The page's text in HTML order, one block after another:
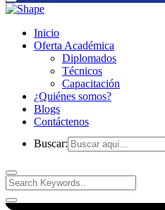
Inicio
Oferta Académica
Diplomados
Técnicos
Capacitación
¿Quiénes somos?
Blogs
Contáctenos
Buscar: